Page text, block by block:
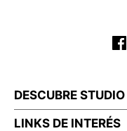
Planchar a
DESCUBRE STUDIO
LINKS DE INTERÉS